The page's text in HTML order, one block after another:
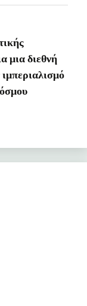
μια διεθνή